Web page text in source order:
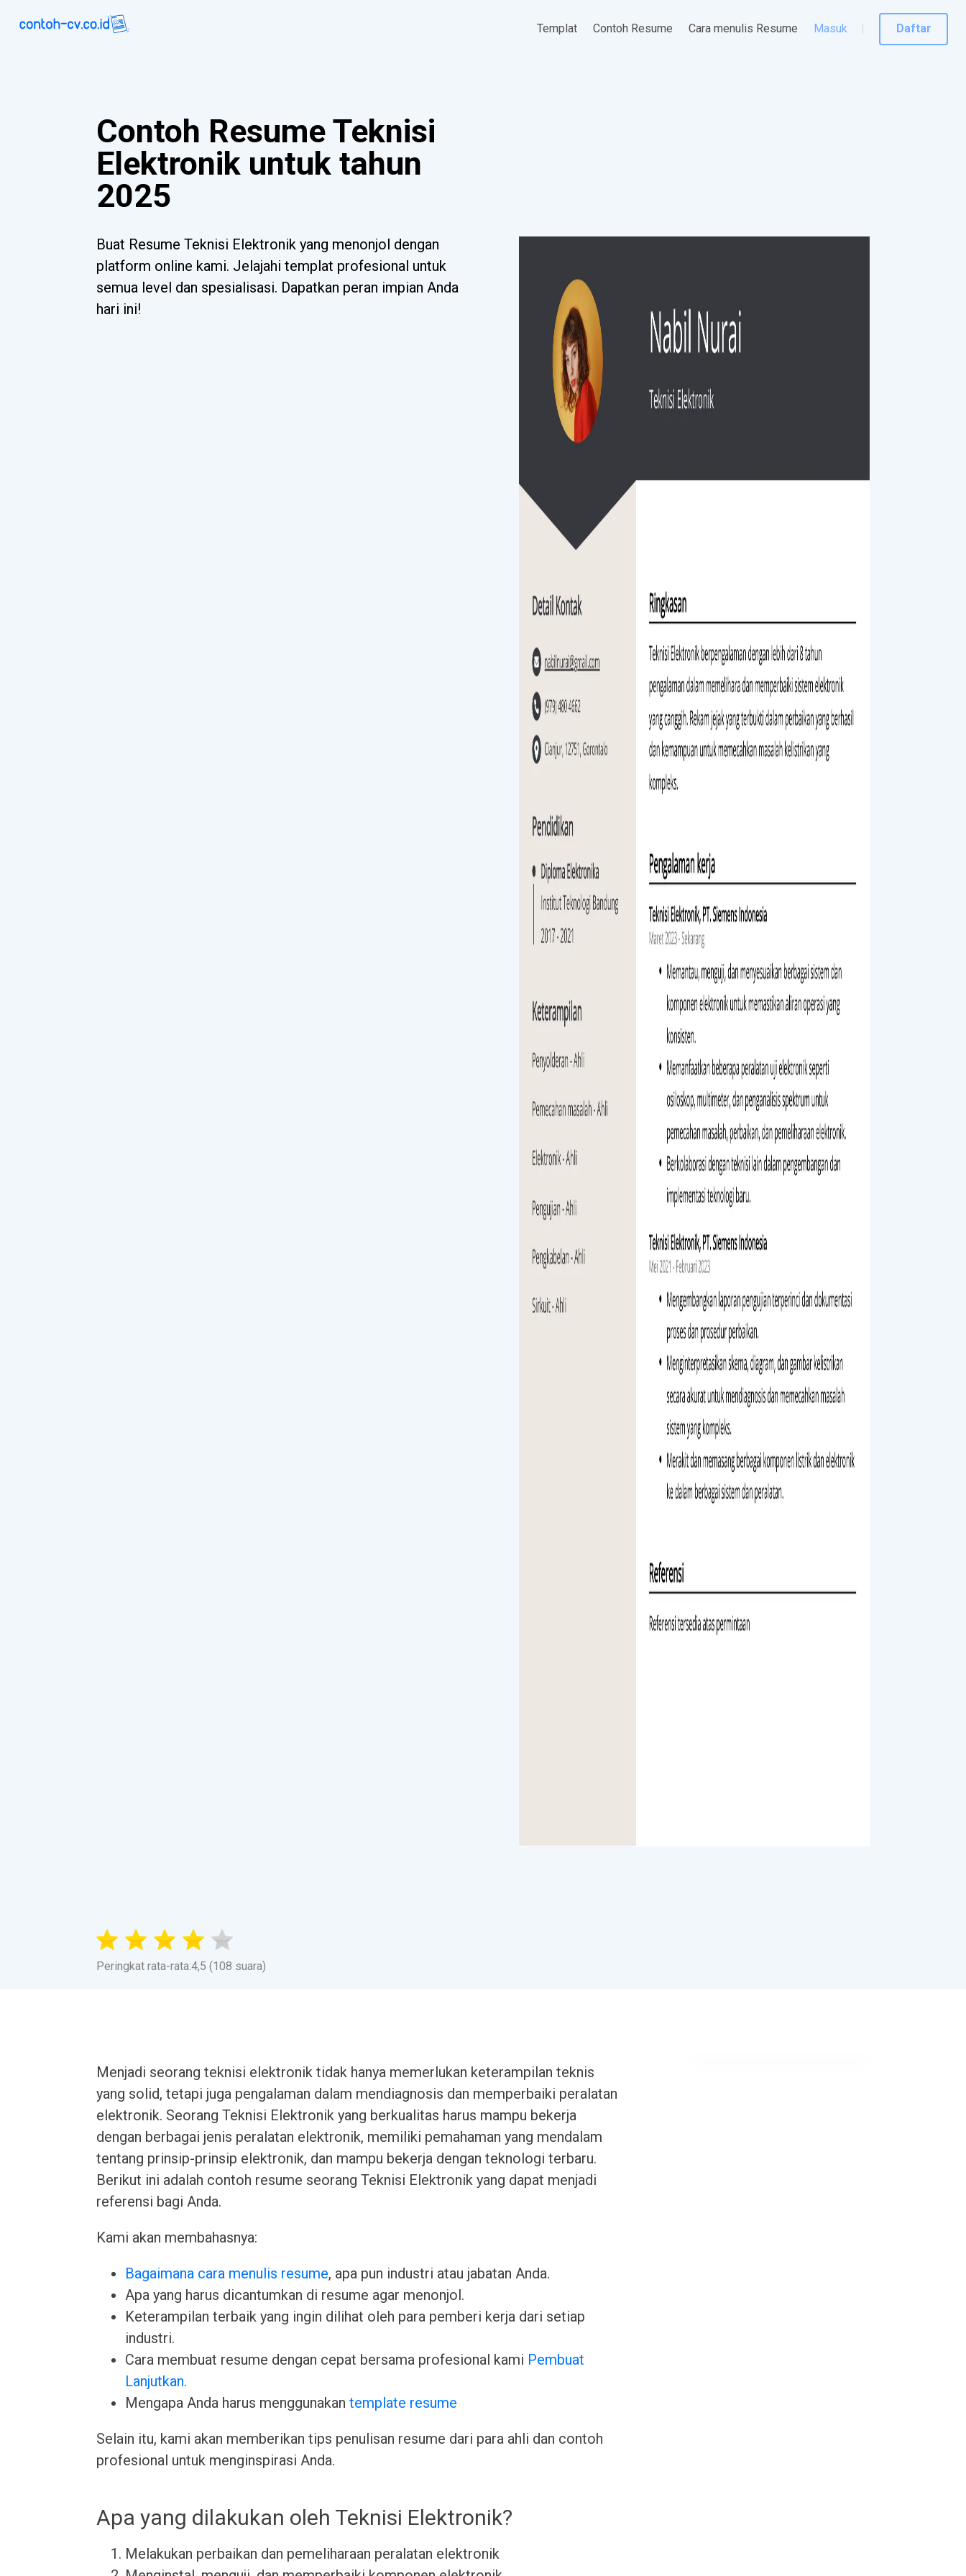
Templat Contoh Resume Cara menulis Resume Masuk Daftar
Contoh Resume Teknisi
Elektronik untuk tahun
2025
Buat Resume Teknisi Elektronik yang menonjol dengan
platform online kami. Jelajahi templat profesional untuk
semua level dan spesialisasi. Dapatkan peran impian Anda
hari ini!
Peringkat rata-rata:4,5 (108 suara)
Menjadi seorang teknisi elektronik tidak hanya memerlukan keterampilan teknis
yang solid, tetapi juga pengalaman dalam mendiagnosis dan memperbaiki peralatan
elektronik. Seorang Teknisi Elektronik yang berkualitas harus mampu bekerja
dengan berbagai jenis peralatan elektronik, memiliki pemahaman yang mendalam
tentang prinsip-prinsip elektronik, dan mampu bekerja dengan teknologi terbaru.
Berikut ini adalah contoh resume seorang Teknisi Elektronik yang dapat menjadi
referensi bagi Anda.
Kami akan membahasnya:
Bagaimana cara menulis resume, apa pun industri atau jabatan Anda.
Apa yang harus dicantumkan di resume agar menonjol.
Keterampilan terbaik yang ingin dilihat oleh para pemberi kerja dari setiap
industri.
Cara membuat resume dengan cepat bersama profesional kami Pembuat
Lanjutkan.
Mengapa Anda harus menggunakantemplate resume
Selain itu, kami akan memberikan tips penulisan resume dari para ahli dan contoh
profesional untuk menginspirasi Anda.
Apa yang dilakukan oleh Teknisi Elektronik?
Melakukan perbaikan dan pemeliharaan peralatan elektronik